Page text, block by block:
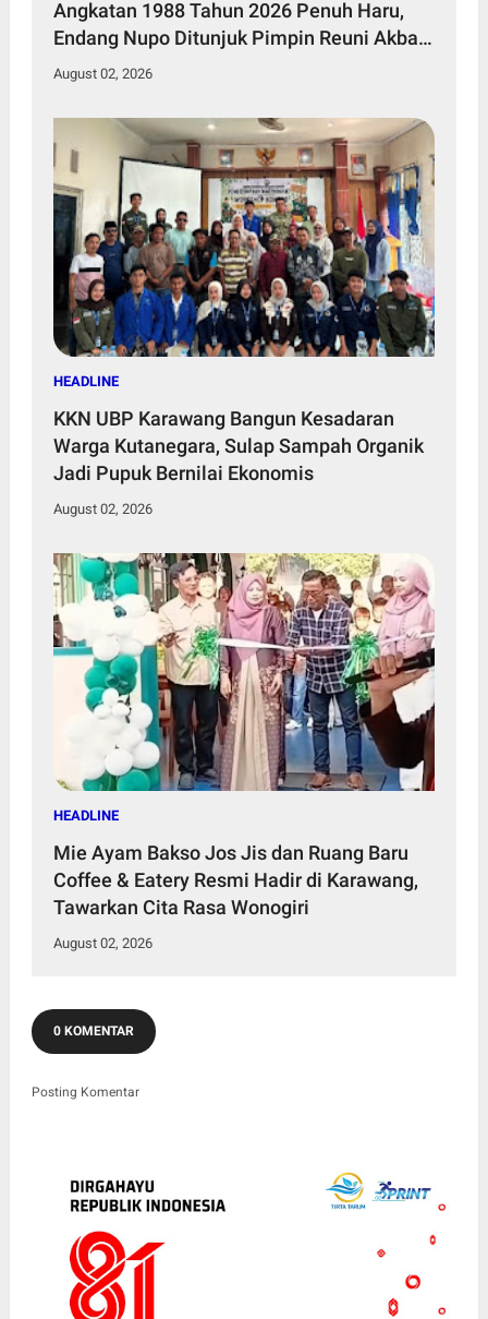
Angkatan 1988 Tahun 2026 Penuh Haru,
Endang Nupo Ditunjuk Pimpin Reuni Akbar
2028
August 02, 2026
HEADLINE
KKN UBP Karawang Bangun Kesadaran
Warga Kutanegara, Sulap Sampah Organik
Jadi Pupuk Bernilai Ekonomis
August 02, 2026
HEADLINE
Mie Ayam Bakso Jos Jis dan Ruang Baru
Coffee & Eatery Resmi Hadir di Karawang,
Tawarkan Cita Rasa Wonogiri
August 02, 2026
0 KOMENTAR
Posting Komentar